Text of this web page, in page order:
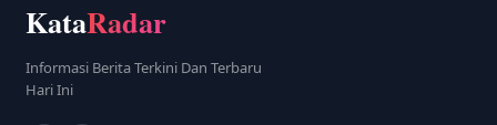
KataRadar
Informasi Berita Terkini Dan Terbaru
Hari Ini